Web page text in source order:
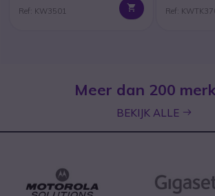
Ref: KW3501 Ref:
Meer dan 200
BEKIJK ALLE